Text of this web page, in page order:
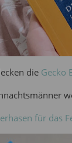
die Gecko
für das